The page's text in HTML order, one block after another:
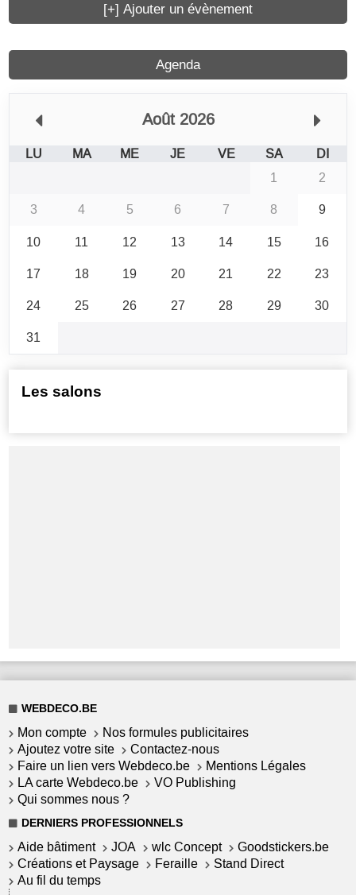
Agenda
Août 2026
LU MA ME JE VE SA
DI
1
2
3
4 5 6 7 8
9
10
11 12 13 14 15
16
17
18 19 20 21 22
23
24
25 26 27 28 29
30
31
[+] Ajouter un évènement
Les salons
WEBDECO.BE
Mon compte
Nos formules publicitaires
Ajoutez votre site
Contactez-nous
Faire un lien vers Webdeco.be
Mentions Légales
LA carte Webdeco.be
VO Publishing
Qui sommes nous ?
DERNIERS PROFESSIONNELS
Aide bâtiment JOA wlc Concept
Goodstickers.be
Créations et Paysage
Feraille
Stand Direct
Au fil du temps